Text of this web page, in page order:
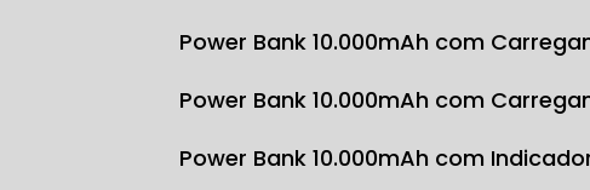
Power Bank 10.000mAh com
Power Bank 10.000mAh com
Power Bank 10.000mAh com